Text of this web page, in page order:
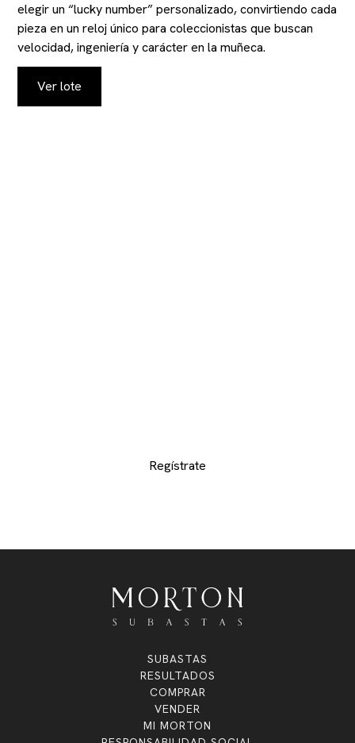
elegir un “lucky number” personalizado, convirtiendo cada
pieza en un reloj único para coleccionistas que buscan
velocidad, ingeniería y carácter en la muñeca.
Ver lote
Regístrate
SUBASTAS
RESULTADOS
COMPRAR
VENDER
MI MORTON